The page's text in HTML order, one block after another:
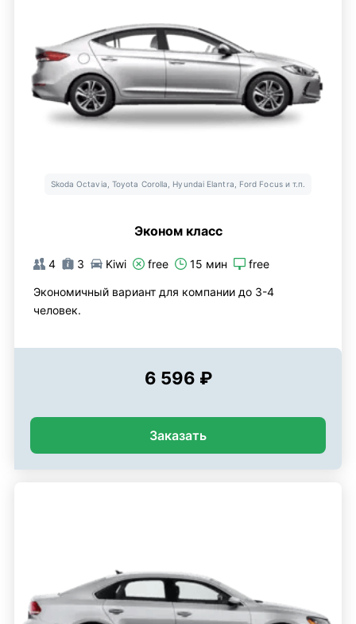
Skoda Octavia, Toyota Corolla, Hyundai Elantra, Ford Focus и т.п.
Эконом класс
4 3 Kiwi free 15 мин free
Экономичный вариант для компании до 3-4
человек.
6 596 ₽
Заказать